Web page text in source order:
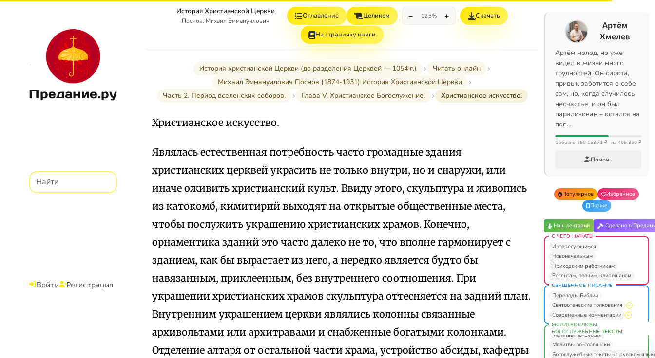
Предание.ру
Войти Регистрация
История Христианской Церкви
Поснов, Михаил Эммануилович
Оглавление Целиком − 125% + Скачать
На страничку книги
История христианской Церкви (до разделения Церквей — 1054 г.)
Читать онлайн
Михаил Эммануилович Поснов (1874-1931) История Христианской Церкви
Часть 2. Период вселенских соборов.
Глава V. Христианское Богослужение. Христианское искусство.
Христианское искусство.
Являлась естественная потребность часто громадные здания
христианских церквей украсить не только внутри, но и снаружи, или
иначе оживить христианский культ. Ввиду этого, скульптура и живопись
из катокомб, кимитирий выходят на открытые общественные места,
чтобы послужить украшению христианских храмов. Конечно,
орнаментика зданий это часто далеко не то, что вполне гармонирует с
зданием, как бы вырастает из него, а нередко является будто бы
навязанным, приклеенным, без внутреннего соотношения. При
украшении христианских храмов скульптура оттесняется на задний план.
Внутренним украшением церкви являлись колонны связанные
архивольтами или архитравами и снабженные богатыми колонками.
Отделение алтаря от остальной части храма, устройство абсиды, кафедры
Артём
Хмелев
Артём молод, но уже
видел в жизни много
трудностей. Он сирота,
привык заботится о себе
сам, но, когда случилось
несчастье, и он был
парализован – остался на
поп…
Собрано 250 153,71 ₽ из 406 350 ₽
Помочь
Популярное
Избранное
Позже
Наш лекторий Сделано в
С ЧЕГО НАЧАТЬ
Интересующимся
Новоначальным
Приходским работникам
Регентам, певчим, клирошанам
СВЯЩЕННОЕ ПИСАНИЕ
Переводы Библии
Святоотеческие толкования
Современные комментарии
МОЛИТВОСЛОВЫ.
БОГОСЛУЖЕБНЫЕ ТЕКСТЫ
Молитвы по-русски
Молитвы по-славянски
Богослужебные тексты на русском